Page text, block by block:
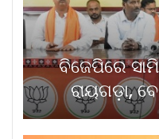
ବିଜେପିରେ
ରାୟଗଡ଼ା,